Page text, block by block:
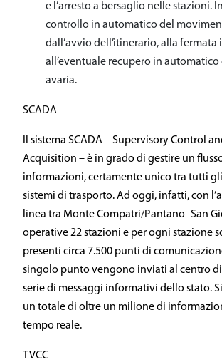
e l’arresto a bersaglio nelle stazioni.
controllo in automatico del
dall’avvio dell’itinerario, alla fermata
all’eventuale recupero in
avaria.
SCADA
Il sistema SCADA – Supervisory Control
Acquisition – è in grado di gestire un
informazioni, certamente unico tra tutti
sistemi di trasporto. Ad oggi, infatti, con
linea tra Monte Compatri/Pantano–San
operative 22 stazioni e per ogni stazione
presenti circa 7.500 punti di
singolo punto vengono inviati al centro
serie di messaggi informativi dello stato.
un totale di oltre un milione di
tempo reale.
TVCC